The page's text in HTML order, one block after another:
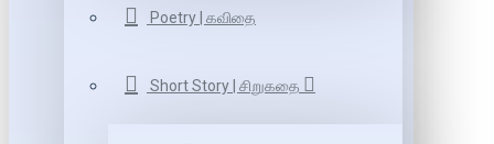
Poetry | கவிதை
Short Story | சிறுகதை